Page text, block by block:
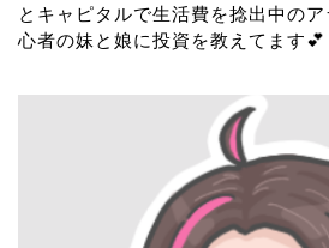
とキャピタルで生活費を捻出中の
心者の妹と娘に投資を教えてま